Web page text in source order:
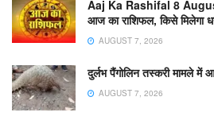
Aaj Ka Rashifal 8
आज का राशिफल, किसे मिलेगा
AUGUST 7, 2026
दुर्लभ पैंगोलिन तस्करी मामले में
AUGUST 7, 2026